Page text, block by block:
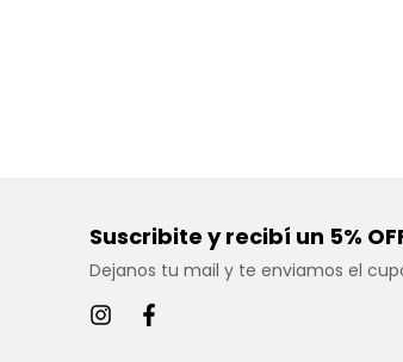
Suscribite y recibí un 5%
Dejanos tu mail y te enviamos el